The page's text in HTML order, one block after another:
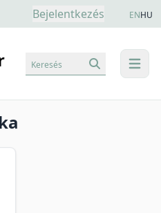
Bejelentkezés ENHU
menu
Keresés